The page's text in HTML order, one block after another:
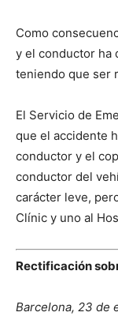
Como
y el conductor ha
teniendo que ser
El Servicio de
que el accidente
conductor y el
conductor del
carácter leve,
Clínic y uno al
Rectificación
Barcelona, 23 de